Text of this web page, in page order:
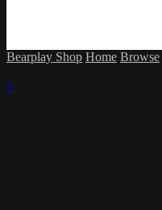
Bearplay Shop Home Browse
×